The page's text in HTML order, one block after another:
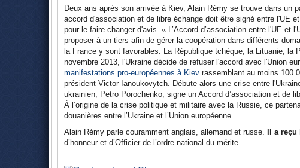
Deux ans après son arrivée à Kiev, Alain Rémy se trouve dans un
accord d'association et de libre échange doit être signé entre l'UE
pour le faire changer d'avis. « L’Accord d’association entre l'UE et
proposer à un tiers afin de gérer la coopération dans différents
la France y sont favorables. La République tchèque, la Lituanie,
novembre 2013, l'Ukraine décide de refuser l'accord avec l'Union
manifestations pro-européennes à Kiev rassemblant au moins 100
président Victor Ianoukovytch. Débute alors une crise entre
ukrainien, Petro Porochenko, signe un Accord d’association et de
À l’origine de la crise politique et militaire avec la Russie, ce
douanières entre l’Ukraine et l’Union européenne.
Alain Rémy parle couramment anglais, allemand et russe.
Il a
d’honneur et d’Officier de l’ordre national du mérite.